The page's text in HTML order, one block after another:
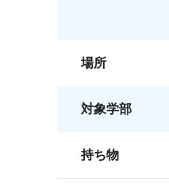
場所
対象学部
持ち物